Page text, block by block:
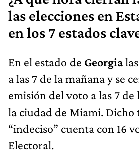
las elecciones en
en los 7 estados
En el estado de Georgia
a las 7 de la mañana y se
emisión del voto a las 7
la ciudad de Miami.
“indeciso” cuenta con 16
Electoral.